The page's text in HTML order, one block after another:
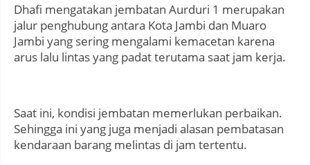
Dhafi mengatakan jembatan Aurduri 1 merupakan
jalur penghubung antara Kota Jambi dan Muaro
Jambi yang sering mengalami kemacetan karena
arus lalu lintas yang padat terutama saat jam kerja.
Saat ini, kondisi jembatan memerlukan perbaikan.
Sehingga ini yang juga menjadi alasan pembatasan
kendaraan barang melintas di jam tertentu.